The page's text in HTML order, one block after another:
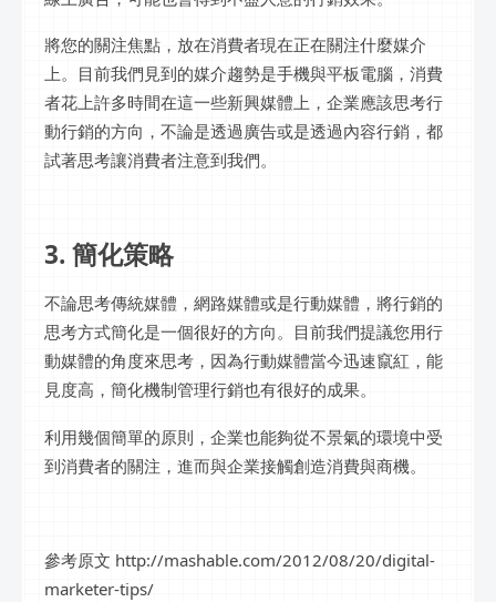
將您的關注焦點，放在消費者現在正在關注什麼媒介
上。目前我們見到的媒介趨勢是手機與平板電腦，消費
者花上許多時間在這一些新興媒體上，企業應該思考行
動行銷的方向，不論是透過廣告或是透過內容行銷，都
試著思考讓消費者注意到我們。
3. 簡化策略
不論思考傳統媒體，網路媒體或是行動媒體，將行銷的
思考方式簡化是一個很好的方向。目前我們提議您用行
動媒體的角度來思考，因為行動媒體當今迅速竄紅，能
見度高，簡化機制管理行銷也有很好的成果。
利用幾個簡單的原則，企業也能夠從不景氣的環境中受
到消費者的關注，進而與企業接觸創造消費與商機。
參考原文 http://mashable.com/2012/08/20/digital-
marketer-tips/